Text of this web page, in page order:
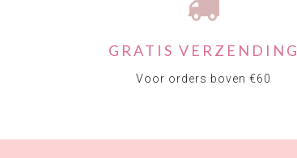
GRATIS VERZENDING
Voor orders boven €60